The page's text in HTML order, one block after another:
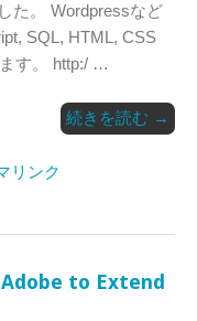
た。 Wordpressなど
SQL, HTML, CSS
す。 http:/ …
続きを読む →
リンク
to Extend